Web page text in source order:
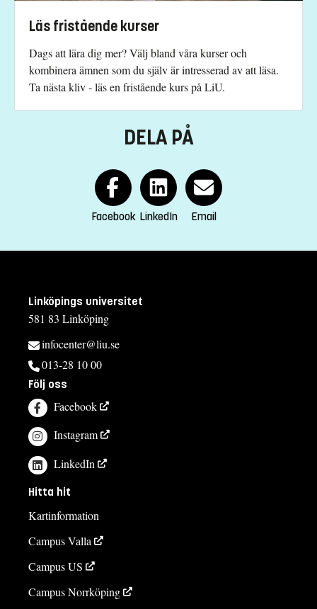
Läs fristående kurser
Dags att lära dig mer? Välj bland våra kurser och
kombinera ämnen som du själv är intresserad av att läsa.
Ta nästa kliv - läs en fristående kurs på LiU.
DELA PÅ
Facebook LinkedIn Email
Linköpings universitet
581 83 Linköping
infocenter@liu.se
013-28 10 00
Följ oss
Facebook
Instagram
LinkedIn
Hitta hit
Kartinformation
Campus Valla
Campus US
Campus Norrköping